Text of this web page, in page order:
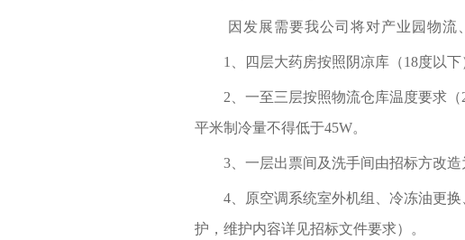
因发展需要我公司将对产业园物流
1 、四层大药房按照阴凉库（18度以下
2 、一至三层按照物流仓库温度要求（
平米制冷量不得低于45W。
3 、一层出票间及洗手间由招标方改
4 、原空调系统室外机组、冷冻油更
护，维护内容详见招标文件要求）。